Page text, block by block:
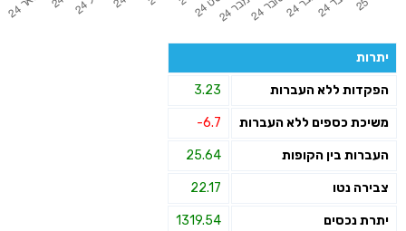
יתרות
הפקדות ללא העברות 3.23
משיכת כספים ללא העברות -6.7
העברות בין הקופות 25.64
צבירה נטו 22.17
יתרת נכסים 1319.54